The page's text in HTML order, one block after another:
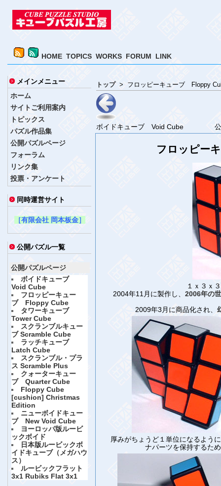
HOME TOPICS WORKS FORUM LINK
メインメニュー
ホーム
サイトご利用案内
トピックス
パズル作品集
公開パズルページ
フォーラム
リンク集
投票・アンケート
同時運営サイト
［有限会社 岡本板金］
公開パズル一覧
公開パズルページ
ボイドキューブ
Void Cube
フロッピーキュー
ブ Floppy Cube
タワーキューブ
Tower Cube
スクランブルキュー
ブ Scramble Cube
ラッチキューブ
Latch Cube
スクランブル・プラ
ス Scramble Plus
クォーターキュー
ブ Quarter Cube
Floppy Cube
[cushion] Christmas
Edition
ニューボイドキュー
ブ New Void Cube
ヨーロッパ版ルービ
ックボイド
日本版ルービックボ
イドキューブ（メガハウ
ス）
ルービックフラット
3x1 Rubiks Flat 3x1
トップ> フロッピーキューブ Floppy
ボイドキューブ Void Cube
フロッピー
１ｘ３ｘ
2004年11月に製作し、 2006年の
2009年3月に商品化され、
厚みがちょうど１単位になるよう
ナパーツを保持するた